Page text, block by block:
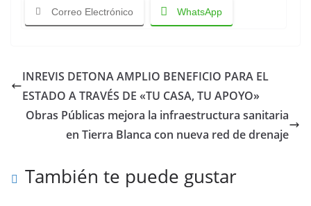
Correo Electrónico WhatsApp
INREVIS DETONA AMPLIO BENEFICIO PARA EL
ESTADO A TRAVÉS DE «TU CASA, TU APOYO»
Obras Públicas mejora la infraestructura sanitaria
en Tierra Blanca con nueva red de drenaje
También te puede gustar